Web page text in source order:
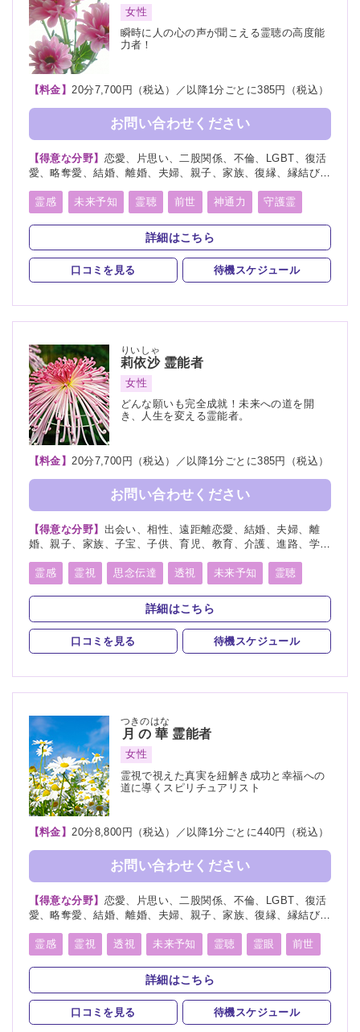
女性
瞬時に人の心の声が聞こえる霊聴の高度能
力者！
【料金】 20分7,700円（税込）／以降1分ごとに385円（税込）
お問い合わせください
【得意な分野】 恋愛、片思い、二股関係、不倫、LGBT、復活
愛、略奪愛、結婚、離婚、夫婦、親子、家族、復縁、縁結び、
い、転職、適職、進路、未来、育児、介護、健康、金運、仕
事、引越し、開運、故人、教育、浮気、心霊相談
霊感 未来予知 霊聴 前世 神通力 守護霊
縁結び 縁切り 除霊 浄霊 祈願 波動修正
詳細はこちら
口コミを見る 待機スケジュール
莉依沙
りいしゃ
霊能者
女性
どんな願いも完全成就！未来への道を開
き、人生を変える霊能者。
【料金】 20分7,700円（税込）／以降1分ごとに385円（税込）
お問い合わせください
【得意な分野】 出会い、相性、遠距離恋愛、結婚、夫婦、離
婚、親子、家族、子宝、子供、育児、教育、介護、進路、学
談、健康、金運、引越し、開運、故人、生霊、相手の気持ち、
未来、将来、運勢、心霊相談、心霊写真、命名、改名、ペッ
ト、霊障
霊感 霊視 思念伝達 透視 未来予知 霊聴
霊査 霊符 霊眼 前世 後世 来世 神通力
守護霊 背後霊 死者霊の降霊 イタコ口寄せ
霊媒(憑依) チャネリング オーラリーディング
スピリチュアルカウンセリング チャクラ 千里眼
詳細はこちら
口コミを見る 待機スケジュール
月の華
つきのはな
霊能者
女性
霊視で視えた真実を紐解き成功と幸福への
道に導くスピリチュアリスト
【料金】 20分8,800円（税込）／以降1分ごとに440円（税込）
お問い合わせください
【得意な分野】 恋愛、片思い、二股関係、不倫、LGBT、復活
愛、略奪愛、結婚、離婚、夫婦、親子、家族、復縁、縁結び、
い、相性、経営、転職、適職、進路、未来、育児、介護、健
康、金運、仕事、引越し、開運、故人、教育、過去、浮気、総
合運、運勢、心霊相談、心霊写真、命名、改名
霊感 霊視 透視 未来予知 霊聴 霊眼 前世
後世 言霊 守護霊 背後霊 死者霊の降霊
縁結び 縁切り 除霊 浄霊 祈願 祈祷
写真供養 人形供養 波動修正 神通力
詳細はこちら
口コミを見る 待機スケジュール